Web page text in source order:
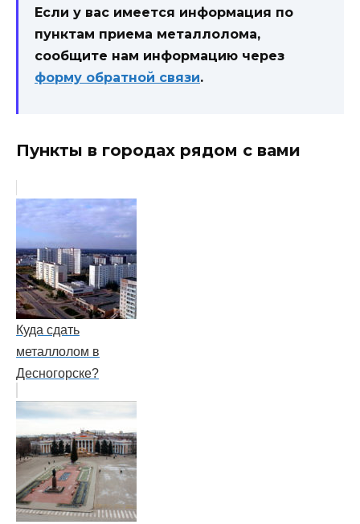
Если у вас имеется информация по
пунктам приема металлолома,
сообщите нам информацию через
форму обратной связи.
Пункты в городах рядом с вами
Куда сдать
металлолом в
Десногорске?